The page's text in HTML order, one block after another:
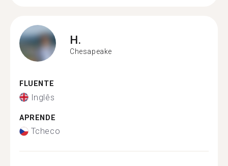
H.
Chesapeake
FLUENTE
Inglês
APRENDE
Tcheco